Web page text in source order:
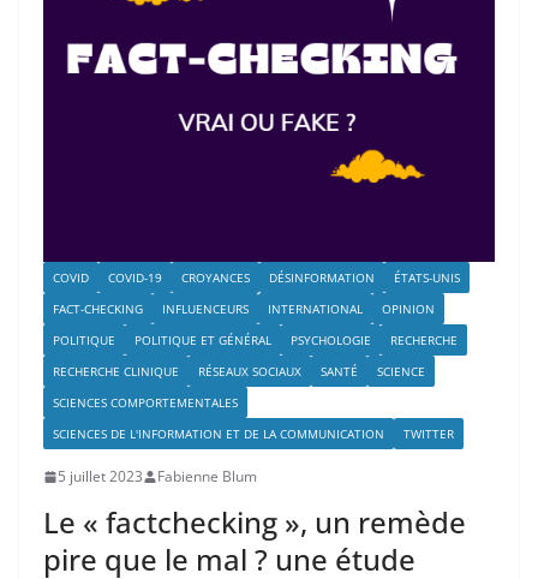
COVID COVID-19 CROYANCES DÉSINFORMATION
ÉTATS-UNIS
FACT-CHECKING
INFLUENCEURS INTERNATIONAL
OPINION
POLITIQUE
POLITIQUE ET GÉNÉRAL PSYCHOLOGIE
RECHERCHE
RECHERCHE CLINIQUE
RÉSEAUX SOCIAUX SANTÉ
SCIENCE
SCIENCES COMPORTEMENTALES
SCIENCES DE L'INFORMATION ET DE LA COMMUNICATION
TWITTER
5 juillet 2023 Fabienne Blum
Le « factchecking », un remède
pire que le mal ? une étude